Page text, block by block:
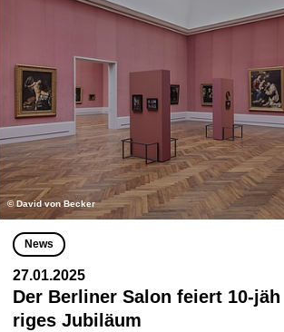
© David von Becker
News
27.01.2025
Der Berliner Salon feiert 10-jäh
riges Jubiläum